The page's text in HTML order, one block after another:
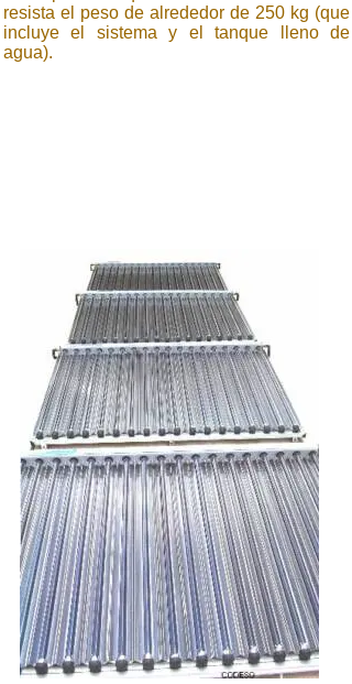
resista el peso de alrededor de 250 kg (que
incluye el sistema y el tanque lleno de
agua).